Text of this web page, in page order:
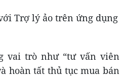
Trợ lý ảo trên ứng dụng
vai trò như “tư vấn viên
hoàn tất thủ tục mua bán